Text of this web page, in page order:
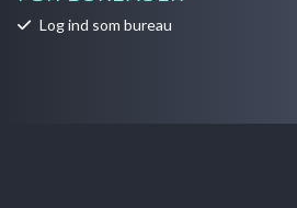
Log ind som bureau